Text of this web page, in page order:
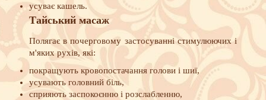
усуває кашель.
Тайський масаж
Полягає в почерговому застосуванні стимулюючих і
м'яких рухів, які:
покращують кровопостачання голови і шиї,
усувають головний біль,
сприяють заспокоєнню і розслабленню,